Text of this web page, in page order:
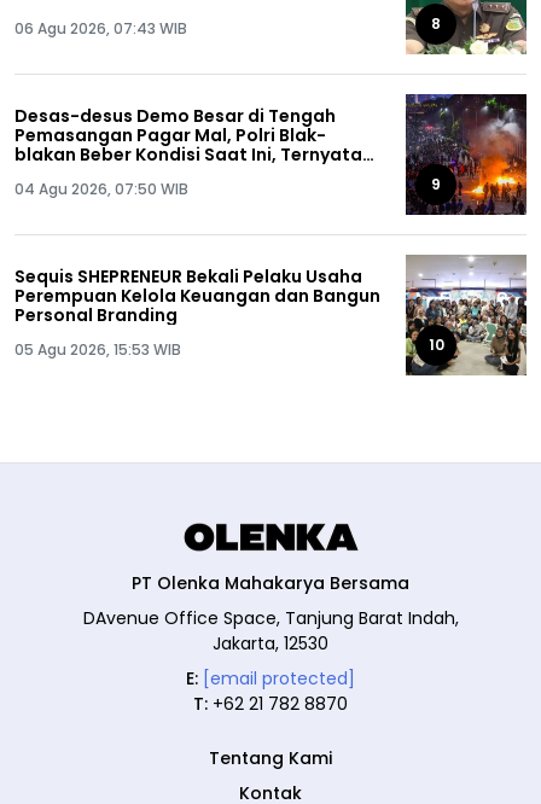
06 Agu 2026, 07:43 WIB 8
Desas-desus Demo Besar di Tengah
Pemasangan Pagar Mal, Polri Blak-
blakan Beber Kondisi Saat Ini, Ternyata…
04 Agu 2026, 07:50 WIB 9
Sequis SHEPRENEUR Bekali Pelaku Usaha
Perempuan Kelola Keuangan dan Bangun
Personal Branding
05 Agu 2026, 15:53 WIB 10
PT Olenka Mahakarya Bersama
DAvenue Office Space, Tanjung Barat Indah,
Jakarta, 12530
E: [email protected]
T: +62 21 782 8870
Tentang Kami
Kontak